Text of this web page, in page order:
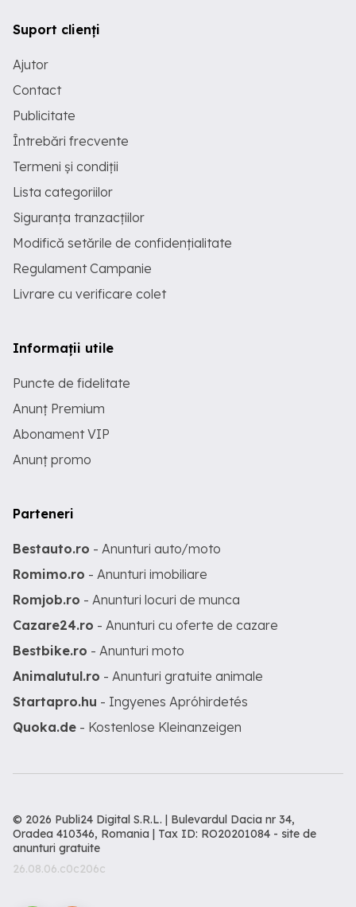
Suport clienți
Ajutor
Contact
Publicitate
Întrebări frecvente
Termeni și condiții
Lista categoriilor
Siguranța tranzacțiilor
Modifică setările de confidențialitate
Regulament Campanie
Livrare cu verificare colet
Informații utile
Puncte de fidelitate
Anunț Premium
Abonament VIP
Anunț promo
Parteneri
Bestauto.ro - Anunturi auto/moto
Romimo.ro - Anunturi imobiliare
Romjob.ro - Anunturi locuri de munca
Cazare24.ro - Anunturi cu oferte de cazare
Bestbike.ro - Anunturi moto
Animalutul.ro - Anunturi gratuite animale
Startapro.hu - Ingyenes Apróhirdetés
Quoka.de - Kostenlose Kleinanzeigen
© 2026 Publi24 Digital S.R.L. | Bulevardul Dacia nr 34,
Oradea 410346, Romania | Tax ID: RO20201084 - site de
anunturi gratuite
26.08.06.c0c206c